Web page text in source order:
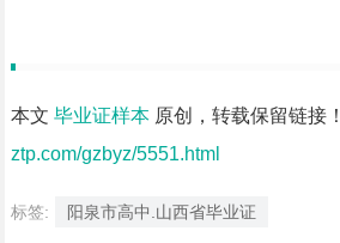
本文 毕业证样本原创，转载保留链接
ztp.com/gzbyz/5551.html
标签: 阳泉市高中.山西省毕业证